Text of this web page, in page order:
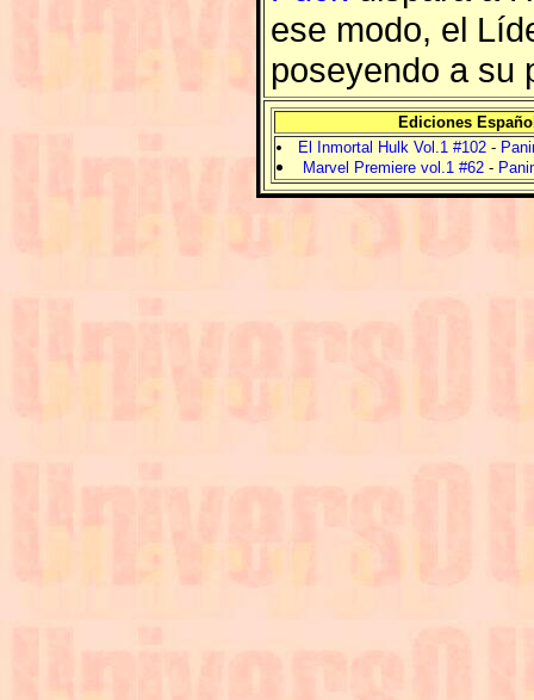
ese modo, el
poseyendo a su
Ediciones
El Inmortal Hulk Vol.1 #102 -
Marvel Premiere vol.1 #62 -